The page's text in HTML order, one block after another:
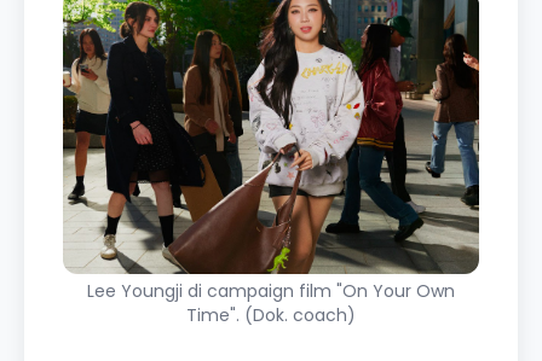
Lee Youngji di campaign film "On Your Own
Time". (Dok. coach)